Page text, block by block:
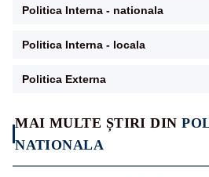
MAI MULTE ȘTIRI DIN
NATIONALA
Politica Interna - nationala
Politica Interna - locala
Politica Externa